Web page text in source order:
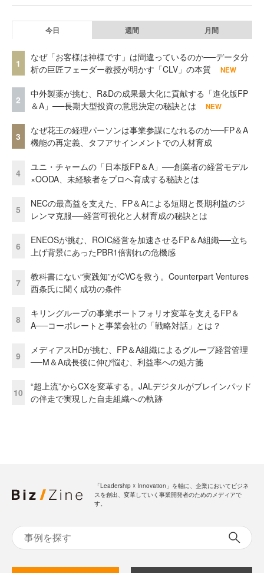
今日 週間 月間
1
なぜ「お客様は神様です」は間違っているのか──データ分
析の巨匠フェーダー教授が明かす「CLV」の本質
NEW
2
中外製薬が挑む、R&Dの成果最大化に貢献する「進化版FP
＆A」──長期大型投資の意思決定の秘訣とは
NEW
3
なぜ花王の経理パーソンは事業参謀になれるのか──FP＆A
機能の再定義、タフアサインメントでの人材育成
4
ユニ・チャームの「日本版FP＆A」──創業者の経営モデル
×OODA、未経験者をプロへ育成する秘訣とは
5
NECの最高益を支えた、FP＆Aによる短期と長期利益のジ
レンマ克服──経営可視化と人材育成の秘訣とは
6
ENEOSが挑む、ROIC経営を加速させるFP＆A組織──立ち
上げ背景にあったPBR1倍割れの危機感
7
教科書にない“実践知”がCVCを救う。Counterpart Ventures
西条氏に聞く成功の条件
8
キリングループの事業ポートフォリオ変革を支えるFP＆
A──コーポレートと事業会社の「戦略対話」とは？
9
メディアスHDが挑む、FP＆A組織によるグループ経営管理
──M＆A成長後に伸び悩む、利益率への処方箋
10
“超上流”からCXを変革する。JALデジタルがブレインパッド
の伴走で実現した自走組織への軌跡
「Leadership ☓ Innovation」を軸に、企業においてビジネ
スを創出、変革していく事業開発者のためのメディアで
す。